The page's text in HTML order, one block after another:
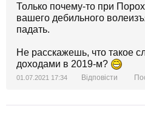
Только почему-то при
вашего дебильного
падать.
Не расскажешь, что такое
доходами в 2019-м?
01.07.2021 17:34 Відповісти